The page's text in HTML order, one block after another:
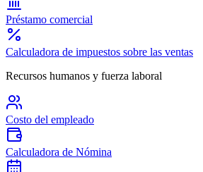
Préstamo comercial
Calculadora de impuestos sobre las ventas
Recursos humanos y fuerza laboral
Costo del empleado
Calculadora de Nómina